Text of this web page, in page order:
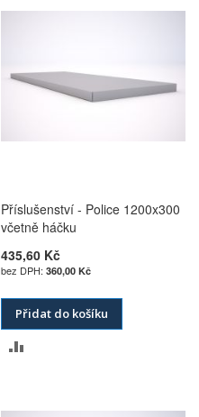
POROVNÁNÍ
Příslušenství - Police 1200x300
včetně háčku
435,60 Kč
360,00 Kč
Přidat do košíku
POROVNÁNÍ